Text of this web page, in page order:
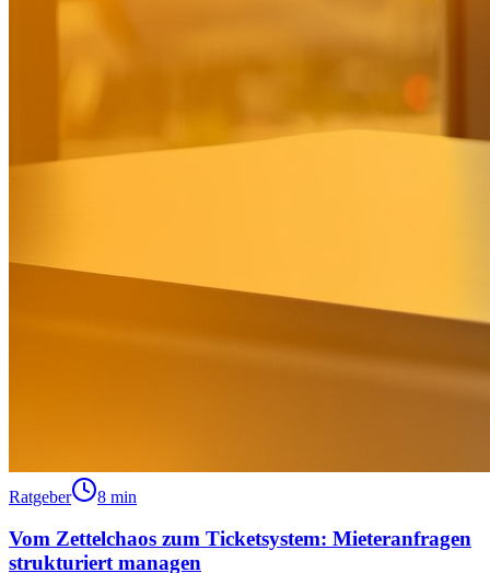
Ratgeber 8 min
Vom Zettelchaos zum Ticketsystem: Mieteranfragen
strukturiert managen